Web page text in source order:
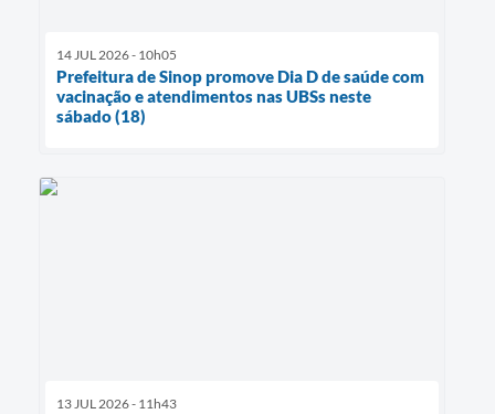
14 JUL 2026 - 10h05
Prefeitura de Sinop promove Dia D de saúde com
vacinação e atendimentos nas UBSs neste
sábado (18)
13 JUL 2026 - 11h43